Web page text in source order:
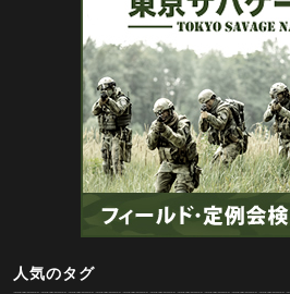
人気のタグ